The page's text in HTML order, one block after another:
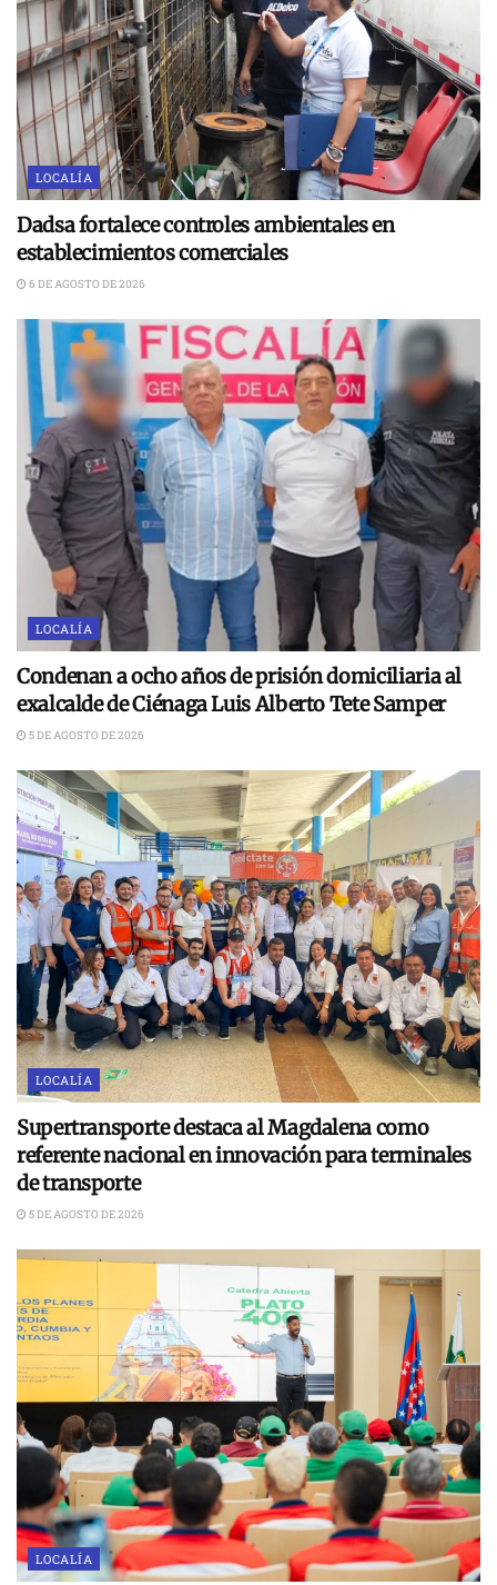
LOCALÍA
Dadsa fortalece controles ambientales en
establecimientos comerciales
6 DE AGOSTO DE 2026
LOCALÍA
Condenan a ocho años de prisión domiciliaria al
exalcalde de Ciénaga Luis Alberto Tete Samper
5 DE AGOSTO DE 2026
LOCALÍA
Supertransporte destaca al Magdalena como
referente nacional en innovación para terminales
de transporte
5 DE AGOSTO DE 2026
LOCALÍA